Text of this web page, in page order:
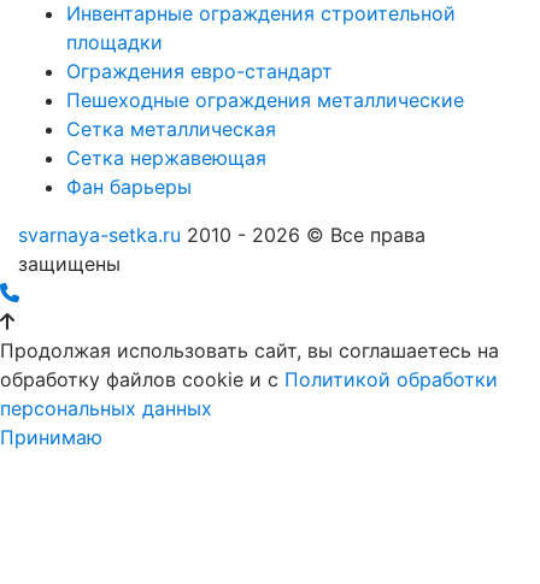
Инвентарные ограждения строительной
площадки
Ограждения евро-стандарт
Пешеходные ограждения металлические
Сетка металлическая
Сетка нержавеющая
Фан барьеры
svarnaya-setka.ru 2010 - 2026 © Все права
защищены
Продолжая использовать сайт, вы соглашаетесь на
обработку файлов cookie и c Политикой обработки
персональных данных
Принимаю